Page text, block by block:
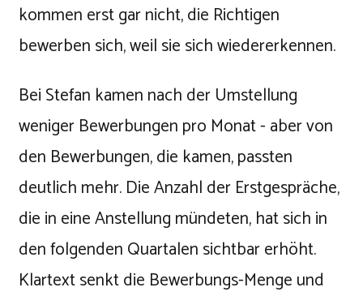
kommen erst gar nicht, die Richtigen
bewerben sich, weil sie sich wiedererkennen.
Bei Stefan kamen nach der Umstellung
weniger Bewerbungen pro Monat - aber von
den Bewerbungen, die kamen, passten
deutlich mehr. Die Anzahl der Erstgespräche,
die in eine Anstellung mündeten, hat sich in
den folgenden Quartalen sichtbar erhöht.
Klartext senkt die Bewerbungs-Menge und